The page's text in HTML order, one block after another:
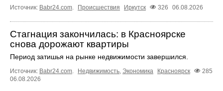
Источник: Babr24.com. Происшествия Иркутск 326 06.08.2026
Стагнация закончилась: в Красноярске
снова дорожают квартиры
Период затишья на рынке недвижимости завершился.
Источник: Babr24.com. Недвижимость, Экономика Красноярск
285
06.08.2026